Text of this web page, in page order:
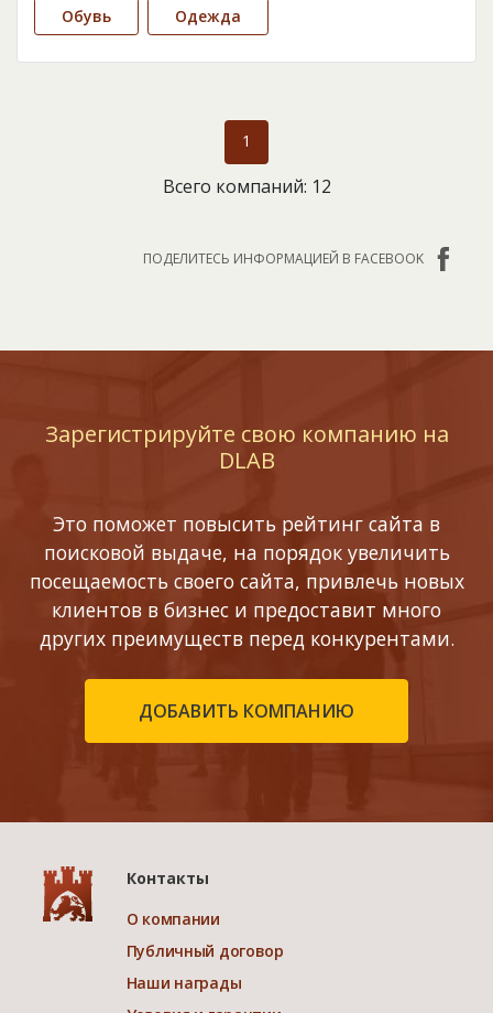
Обувь Одежда
1
Всего компаний: 12
ПОДЕЛИТЕСЬ ИНФОРМАЦИЕЙ В FACEBOOK
Зарегистрируйте свою компанию на
DLAB
Это поможет повысить рейтинг сайта в
поисковой выдаче, на порядок увеличить
посещаемость своего сайта, привлечь новых
клиентов в бизнес и предоставит много
других преимуществ перед конкурентами.
ДОБАВИТЬ КОМПАНИЮ
Контакты
О компании
Публичный договор
Наши награды